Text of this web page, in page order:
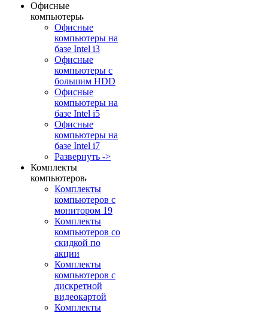
Офисные
компьютеры
Офисные
компьютеры на
базе Intel i3
Офисные
компьютеры с
большим HDD
Офисные
компьютеры на
базе Intel i5
Офисные
компьютеры на
базе Intel i7
Развернуть ->
Комплекты
компьютеров
Комплекты
компьютеров с
монитором 19
Комплекты
компьютеров со
скидкой по
акции
Комплекты
компьютеров с
дискретной
видеокартой
Комплекты